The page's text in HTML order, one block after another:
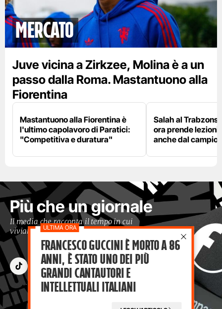
mercato
Juve vicina a Zirkzee, Molina è a un
passo dalla Roma. Mastantuono alla
Fiorentina
Mastantuono alla Fiorentina è
l'ultimo capolavoro di Paratici:
"Competitiva e duratura"
Salah al
ora prende lezioni
anche dal
Più che un giornale
Il media che racconta il tempo in cui
viviamo con occhi moderni
Francesco Guccini è morto a 86
anni, è stato uno dei più
grandi cantautori e
intellettuali italiani